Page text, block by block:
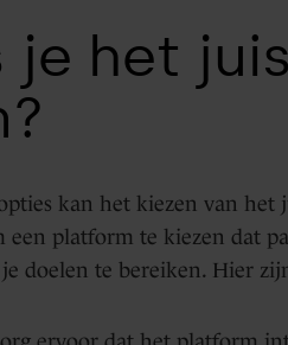
je het
kan het kiezen van
platform te kiezen dat
doelen te bereiken. Hier